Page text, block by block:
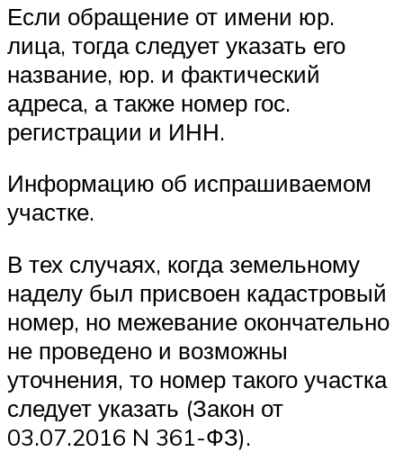
Если обращение от имени юр.
лица, тогда следует указать его
название, юр. и фактический
адреса, а также номер гос.
регистрации и ИНН.
Информацию об испрашиваемом
участке.
В тех случаях, когда земельному
наделу был присвоен кадастровый
номер, но межевание окончательно
не проведено и возможны
уточнения, то номер такого участка
следует указать (Закон от
03.07.2016 N 361-ФЗ).